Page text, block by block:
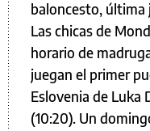
baloncesto, última
Las chicas de
horario de
juegan el primer
Eslovenia de Luka
(10:20). Un